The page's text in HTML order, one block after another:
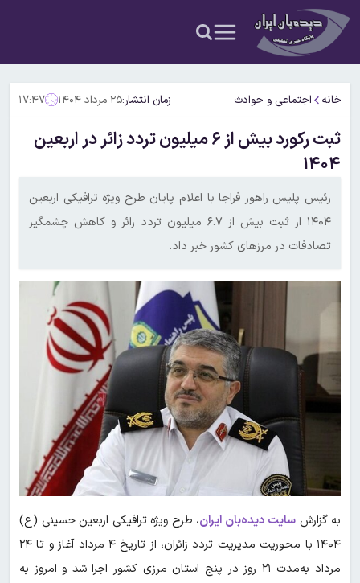
خانه اجتماعی و حوادث زمان انتشار:۲۵ مرداد ۱۴۰۴ ۱۷:۴۷
ثبت رکورد بیش از ۶ میلیون تردد زائر در اربعین
۱۴۰۴
رئیس پلیس راهور فراجا با اعلام پایان طرح ویژه ترافیکی اربعین
۱۴۰۴ از ثبت بیش از ۶.۷ میلیون تردد زائر و کاهش چشمگیر
تصادفات در مرزهای کشور خبر داد.
به گزارش سایت دیده‌بان ایران، طرح ویژه ترافیکی اربعین حسینی (ع)
۱۴۰۴ با محوریت مدیریت تردد زائران، از تاریخ ۴ مرداد آغاز و تا ۲۴
مرداد به‌مدت ۲۱ روز در پنج استان مرزی کشور اجرا شد و امروز به